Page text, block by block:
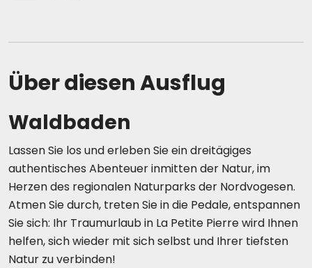
Über diesen Ausflug
Waldbaden
Lassen Sie los und erleben Sie ein dreitägiges
authentisches Abenteuer inmitten der Natur, im
Herzen des regionalen Naturparks der Nordvogesen.
Atmen Sie durch, treten Sie in die Pedale, entspannen
Sie sich: Ihr Traumurlaub in La Petite Pierre wird Ihnen
helfen, sich wieder mit sich selbst und Ihrer tiefsten
Natur zu verbinden!